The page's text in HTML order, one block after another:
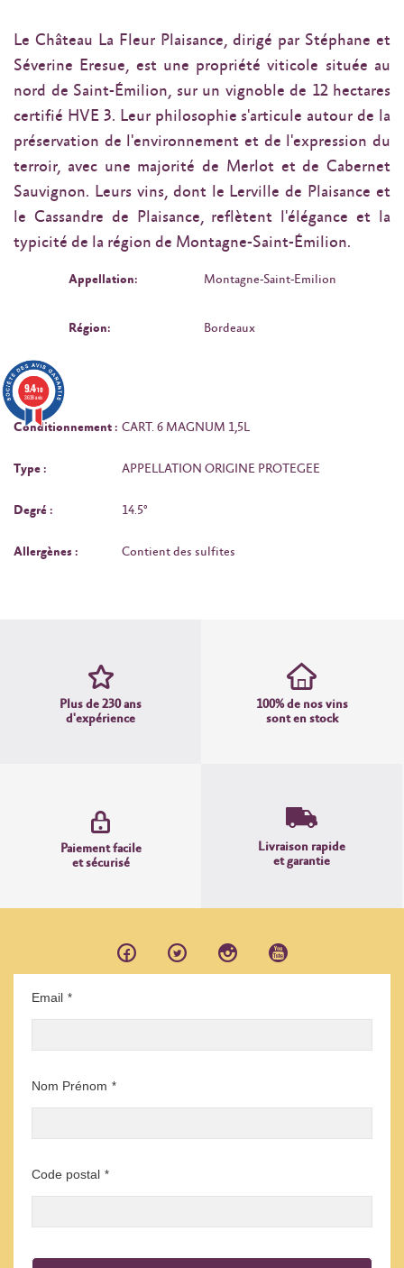
Le Château La Fleur Plaisance, dirigé par Stéphane et
Séverine Eresue, est une propriété viticole située au
nord de Saint-Émilion, sur un vignoble de 12 hectares
certifié HVE 3. Leur philosophie s'articule autour de la
préservation de l'environnement et de l'expression du
terroir, avec une majorité de Merlot et de Cabernet
Sauvignon. Leurs vins, dont le Lerville de Plaisance et
le Cassandre de Plaisance, reflètent l'élégance et la
typicité de la région de Montagne-Saint-Émilion.
Appellation: Montagne-Saint-Emilion
Région: Bordeaux
Conditionnement : CART. 6 MAGNUM 1,5L
Type : APPELLATION ORIGINE PROTEGEE
Degré : 14.5°
Allergènes : Contient des sulfites
Plus de 230 ans
d'expérience
100% de nos vins
sont en stock
Paiement facile
et sécurisé
Livraison rapide
et garantie
Email *
Nom Prénom *
Code postal *
9.4/10
3638 avis